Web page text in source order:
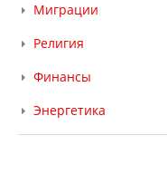
Миграции
Религия
Финансы
Энергетика